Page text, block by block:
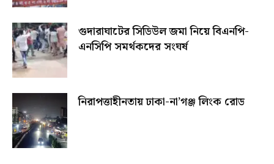
গুদারাঘাটের সিডিউল জমা নিয়ে বিএনপি-
এনসিপি সমর্থকদের সংঘর্ষ
নিরাপত্তাহীনতায় ঢাকা-না’গঞ্জ লিংক রোড